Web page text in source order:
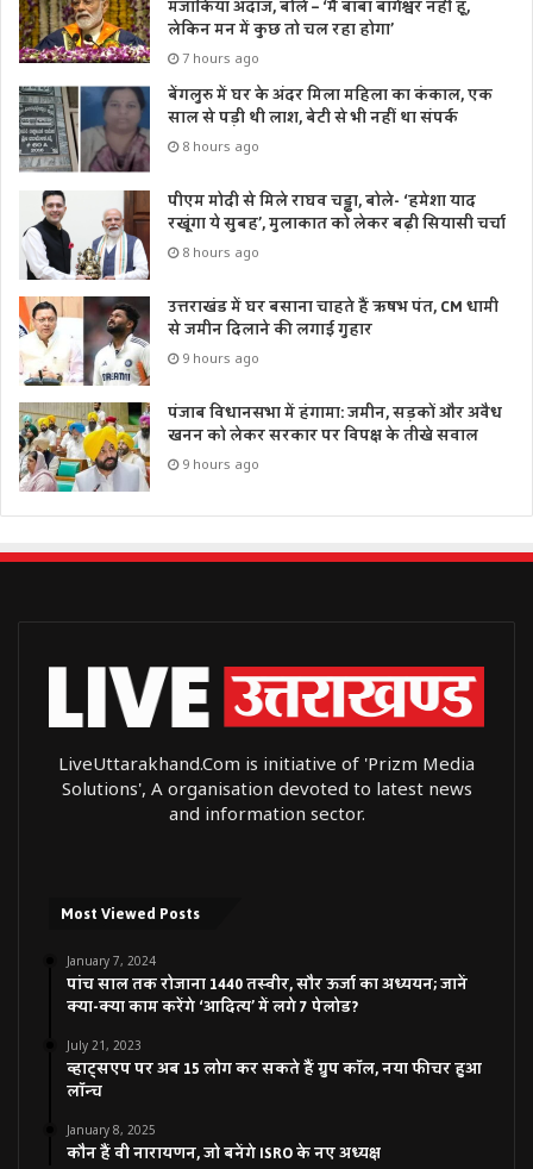
मजाकिया अंदाज, बोले – ‘मैं बाबा बागेश्वर नहीं हूं,
लेकिन मन में कुछ तो चल रहा होगा’
7 hours ago
बेंगलुरु में घर के अंदर मिला महिला का कंकाल, एक
साल से पड़ी थी लाश, बेटी से भी नहीं था संपर्क
8 hours ago
पीएम मोदी से मिले राघव चड्ढा, बोले- ‘हमेशा याद
रखूंगा ये सुबह’, मुलाकात को लेकर बढ़ी सियासी चर्चा
8 hours ago
उत्तराखंड में घर बसाना चाहते हैं ऋषभ पंत, CM धामी
से जमीन दिलाने की लगाई गुहार
9 hours ago
पंजाब विधानसभा में हंगामा: जमीन, सड़कों और अवैध
खनन को लेकर सरकार पर विपक्ष के तीखे सवाल
9 hours ago
LiveUttarakhand.Com is initiative of 'Prizm Media
Solutions', A organisation devoted to latest news
and information sector.
Most Viewed Posts
January 7, 2024
पांच साल तक रोजाना 1440 तस्वीर, सौर ऊर्जा का अध्ययन; जानें
क्या-क्या काम करेंगे ‘आदित्य’ में लगे 7 पेलोड?
July 21, 2023
व्हाट्सएप पर अब 15 लोग कर सकते हैं ग्रुप कॉल, नया फीचर हुआ
लॉन्च
January 8, 2025
कौन हैं वी नारायणन, जो बनेंगे ISRO के नए अध्यक्ष